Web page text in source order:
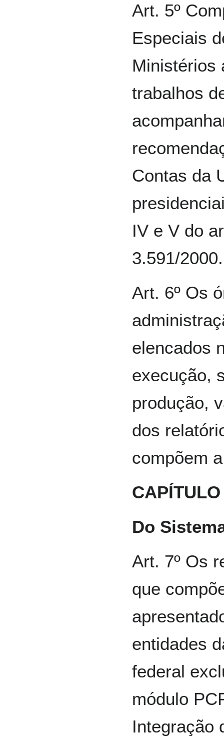
Art. 5º
Especiais
Ministérios
trabalhos
Contas da
IV e V do
3.591/2000.
Art. 6º Os
elencados
execução,
produção,
dos
compõem
Do
Art. 7º Os
que
entidades
federal
módulo
Integração